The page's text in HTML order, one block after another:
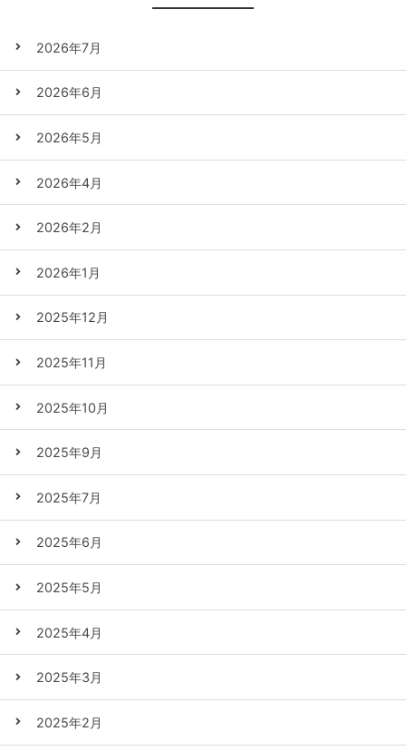
2026年7月
2026年6月
2026年5月
2026年4月
2026年2月
2026年1月
2025年12月
2025年11月
2025年10月
2025年9月
2025年7月
2025年6月
2025年5月
2025年4月
2025年3月
2025年2月